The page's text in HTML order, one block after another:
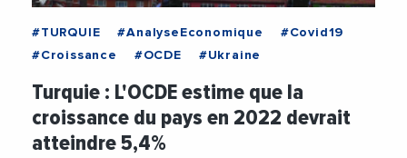
#TURQUIE #AnalyseEconomique
#Covid19
#Croissance
#OCDE #Ukraine
Turquie : L'OCDE estime que la
croissance du pays en 2022 devrait
atteindre 5,4%